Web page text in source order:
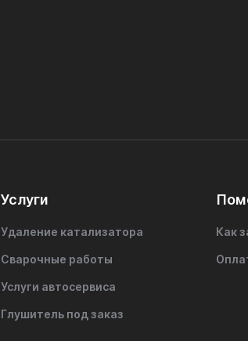
Услуги
Удаление катализатора
Сварочные работы
Услуги автосервиса
Глушитель под заказ
Как